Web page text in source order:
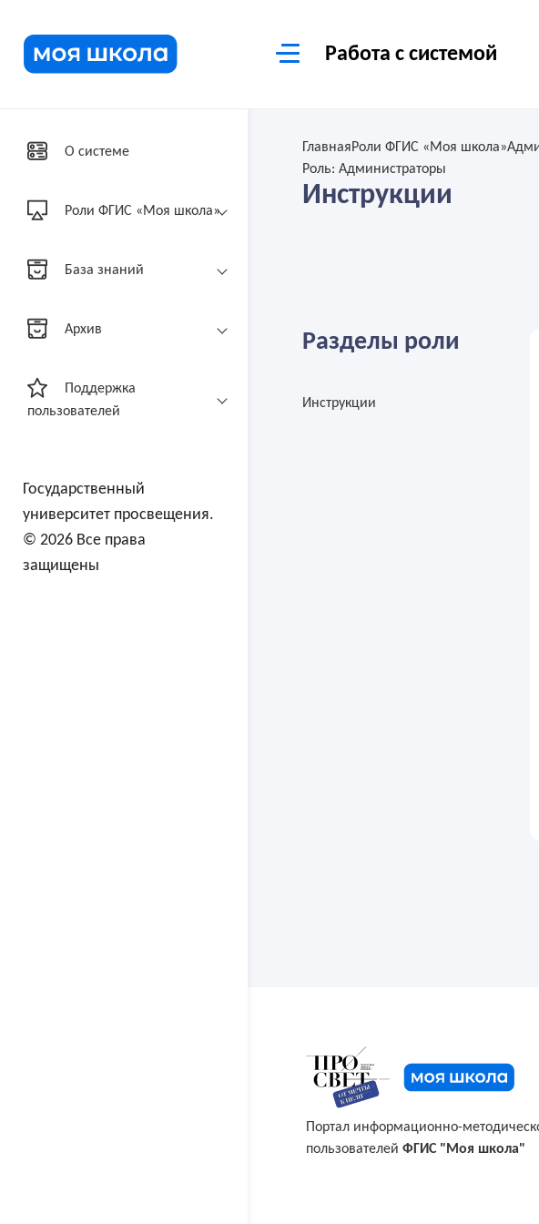
Работа с системой
О системе
Роли ФГИС «Моя школа»
База знаний
Архив
Поддержка
пользователей
Государственный
университет просвещения.
© 2026 Все права
защищены
ГлавнаяРоли ФГИС «Моя школа»
Роль: Администраторы
Инструкции
Разделы роли
Инструкции
Портал информационно-
пользователей ФГИС "Моя школа"